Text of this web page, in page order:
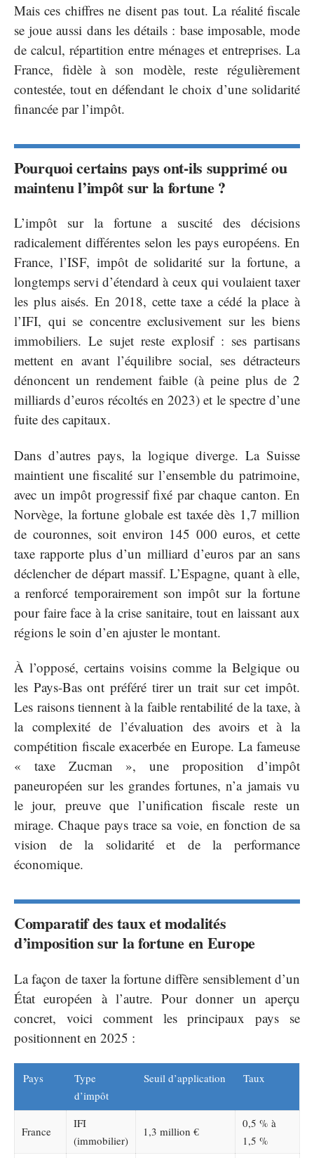
Mais ces chiffres ne disent pas tout. La réalité fiscale
se joue aussi dans les détails : base imposable, mode
de calcul, répartition entre ménages et entreprises. La
France, fidèle à son modèle, reste régulièrement
contestée, tout en défendant le choix d’une solidarité
financée par l’impôt.
Pourquoi certains pays ont-ils supprimé ou
maintenu l’impôt sur la fortune ?
L’impôt sur la fortune a suscité des décisions
radicalement différentes selon les pays européens. En
France, l’ISF, impôt de solidarité sur la fortune, a
longtemps servi d’étendard à ceux qui voulaient taxer
les plus aisés. En 2018, cette taxe a cédé la place à
l’IFI, qui se concentre exclusivement sur les biens
immobiliers. Le sujet reste explosif : ses partisans
mettent en avant l’équilibre social, ses détracteurs
dénoncent un rendement faible (à peine plus de 2
milliards d’euros récoltés en 2023) et le spectre d’une
fuite des capitaux.
Dans d’autres pays, la logique diverge. La Suisse
maintient une fiscalité sur l’ensemble du patrimoine,
avec un impôt progressif fixé par chaque canton. En
Norvège, la fortune globale est taxée dès 1,7 million
de couronnes, soit environ 145 000 euros, et cette
taxe rapporte plus d’un milliard d’euros par an sans
déclencher de départ massif. L’Espagne, quant à elle,
a renforcé temporairement son impôt sur la fortune
pour faire face à la crise sanitaire, tout en laissant aux
régions le soin d’en ajuster le montant.
À l’opposé, certains voisins comme la Belgique ou
les Pays-Bas ont préféré tirer un trait sur cet impôt.
Les raisons tiennent à la faible rentabilité de la taxe, à
la complexité de l’évaluation des avoirs et à la
compétition fiscale exacerbée en Europe. La fameuse
« taxe Zucman », une proposition d’impôt
paneuropéen sur les grandes fortunes, n’a jamais vu
le jour, preuve que l’unification fiscale reste un
mirage. Chaque pays trace sa voie, en fonction de sa
vision de la solidarité et de la performance
économique.
Comparatif des taux et modalités
d’imposition sur la fortune en Europe
La façon de taxer la fortune diffère sensiblement d’un
État européen à l’autre. Pour donner un aperçu
concret, voici comment les principaux pays se
positionnent en 2025 :
Pays
Type
d’impôt
Seuil d’application Taux
France
IFI
(immobilier)
1,3 million €
0,5 % à
1,5 %